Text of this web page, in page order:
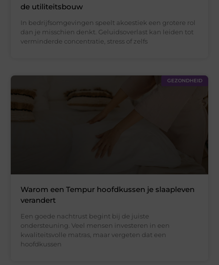
de utiliteitsbouw
In bedrijfsomgevingen speelt akoestiek een grotere rol
dan je misschien denkt. Geluidsoverlast kan leiden tot
verminderde concentratie, stress of zelfs
GEZONDHEID
Warom een Tempur hoofdkussen je slaapleven
verandert
Een goede nachtrust begint bij de juiste
ondersteuning. Veel mensen investeren in een
kwaliteitsvolle matras, maar vergeten dat een
hoofdkussen